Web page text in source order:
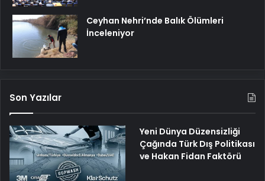
Ceyhan Nehri’nde Balık Ölümleri
İnceleniyor
Son Yazılar
Yeni Dünya Düzensizliği
Çağında Türk Dış Politikası
ve Hakan Fidan Faktörü